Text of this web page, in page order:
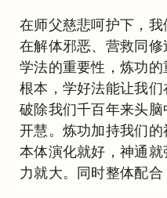
在师父慈悲呵护下，
在解体邪恶、营救同修
学法的重要性，炼功
根本，学好法能让我
破除我们千百年来头
开慧。炼功加持我们
本体演化就好，神通
力就大。同时整体配合